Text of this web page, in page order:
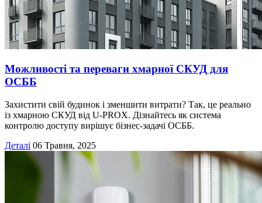
Можливості та переваги хмарної СКУД для
ОСББ
Захистити свій будинок і зменшити витрати? Так, це реально
із хмарною СКУД від U-PROX. Дізнайтесь як система
контролю доступу вирішує бізнес-задачі ОСББ.
Деталі 06 Травня, 2025